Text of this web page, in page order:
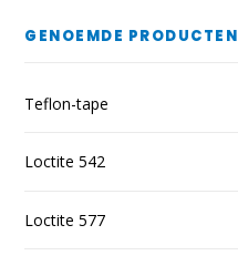
GENOEMDE PRODUCTEN
Teflon-tape
Loctite 542
Loctite 577